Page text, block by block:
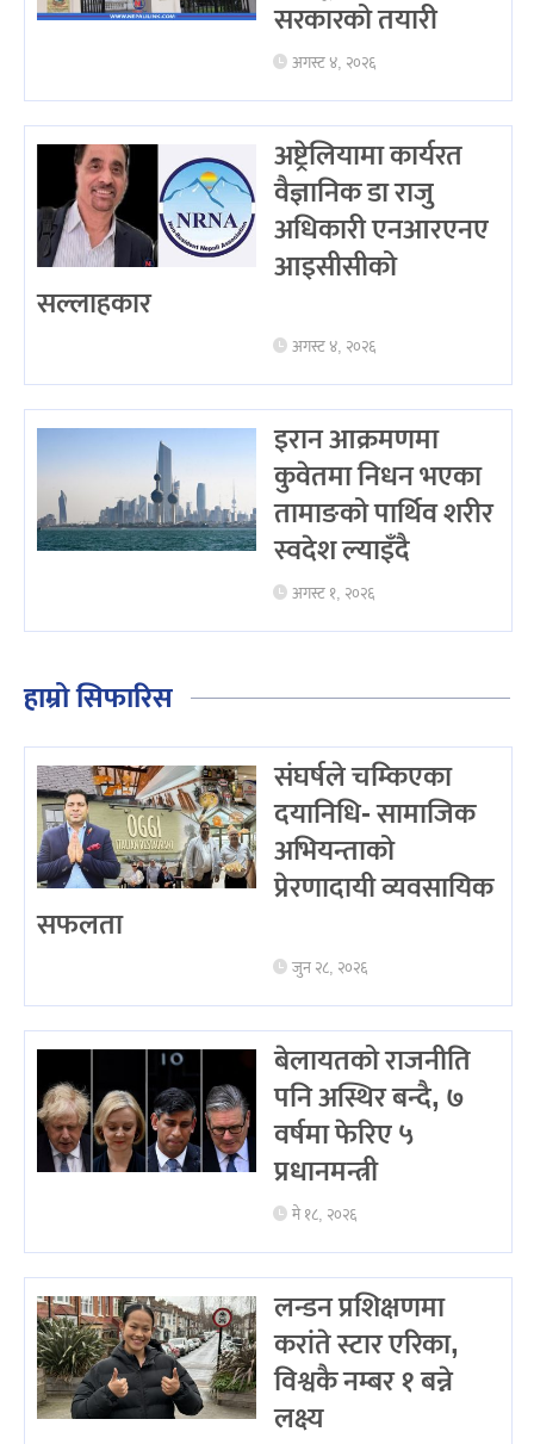
सरकारको तयारी
अगस्ट ४, २०२६
अष्ट्रेलियामा कार्यरत
वैज्ञानिक डा राजु
अधिकारी एनआरएनए
आइसीसीको
सल्लाहकार
अगस्ट ४, २०२६
इरान आक्रमणमा
कुवेतमा निधन भएका
तामाङको पार्थिव शरीर
स्वदेश ल्याइँदै
अगस्ट १, २०२६
हाम्रो सिफारिस
संघर्षले चम्किएका
दयानिधि- सामाजिक
अभियन्ताको
प्रेरणादायी व्यवसायिक
सफलता
जुन २८, २०२६
बेलायतको राजनीति
पनि अस्थिर बन्दै, ७
वर्षमा फेरिए ५
प्रधानमन्त्री
मे १८, २०२६
लन्डन प्रशिक्षणमा
करांते स्टार एरिका,
विश्वकै नम्बर १ बन्ने
लक्ष्य